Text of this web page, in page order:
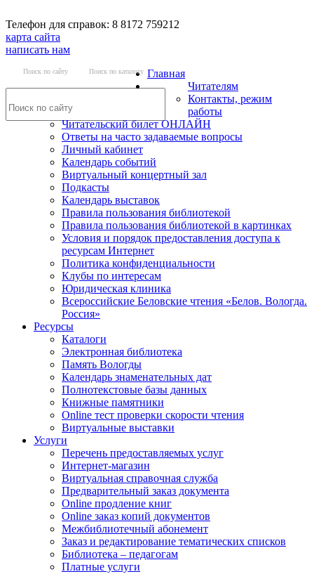
Телефон для справок: 8 8172 759212
карта сайта
написать нам
Поиск по сайту Поиск по каталогу Главная
Читателям
Контакты, режим
работы
Читательский билет ОНЛАЙН
Ответы на часто задаваемые вопросы
Личный кабинет
Календарь событий
Виртуальный концертный зал
Подкасты
Календарь выставок
Правила пользования библиотекой
Правила пользования библиотекой в картинках
Условия и порядок предоставления доступа к
ресурсам Интернет
Политика конфиденциальности
Клубы по интересам
Юридическая клиника
Всероссийские Беловские чтения «Белов. Вологда.
Россия»
Ресурсы
Каталоги
Электронная библиотека
Память Вологды
Календарь знаменательных дат
Полнотекстовые базы данных
Книжные памятники
Online тест проверки скорости чтения
Виртуальные выставки
Услуги
Перечень предоставляемых услуг
Интернет-магазин
Виртуальная справочная служба
Предварительный заказ документа
Online продление книг
Online заказ копий документов
Межбиблиотечный абонемент
Заказ и редактирование тематических списков
Библиотека – педагогам
Платные услуги